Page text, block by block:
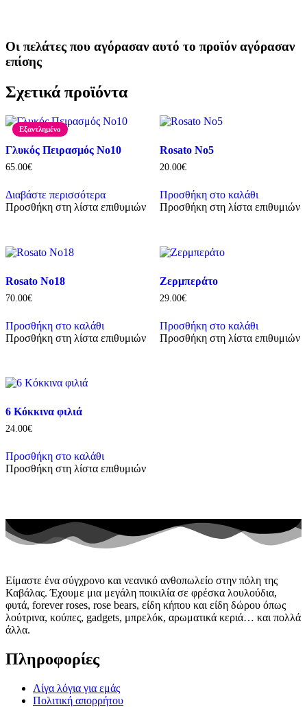
Οι πελάτες που αγόρασαν αυτό το προϊόν αγόρασαν
επίσης
Σχετικά προϊόντα
Εξαντλημένο
Γλυκός Πειρασμός Νο10
65.00€
Διαβάστε περισσότερα
Προσθήκη στη λίστα επιθυμιών
Rosato No5
20.00€
Προσθήκη στο καλάθι
Προσθήκη στη λίστα επιθυμιών
Rosato No18
70.00€
Προσθήκη στο καλάθι
Προσθήκη στη λίστα επιθυμιών
Ζερμπεράτο
29.00€
Προσθήκη στο καλάθι
Προσθήκη στη λίστα επιθυμιών
6 Κόκκινα φιλιά
24.00€
Προσθήκη στο καλάθι
Προσθήκη στη λίστα επιθυμιών
Είμαστε ένα σύγχρονο και νεανικό ανθοπωλείο στην πόλη της
Καβάλας. Έχουμε μια μεγάλη ποικιλία σε φρέσκα λουλούδια,
φυτά, forever roses, rose bears, είδη κήπου και είδη δώρου όπως
λούτρινα, κούπες, gadgets, μπρελόκ, αρωματικά κεριά… και πολλά
άλλα.
Πληροφορίες
Λίγα λόγια για εμάς
Πολιτική απορρήτου